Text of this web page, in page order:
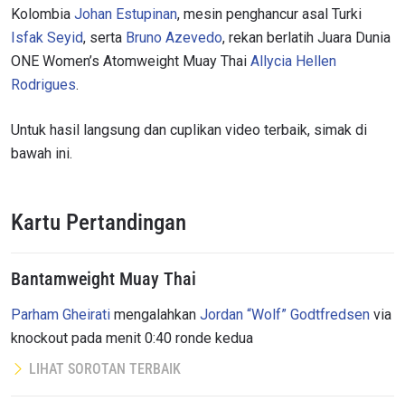
Kolombia Johan Estupinan, mesin penghancur asal Turki
Isfak Seyid, serta Bruno Azevedo, rekan berlatih Juara Dunia
ONE Women’s Atomweight Muay Thai Allycia Hellen
Rodrigues.
Untuk hasil langsung dan cuplikan video terbaik, simak di
bawah ini.
Kartu Pertandingan
Bantamweight Muay Thai
Parham Gheirati mengalahkan Jordan “Wolf” Godtfredsen via
knockout pada menit 0:40 ronde kedua
LIHAT SOROTAN TERBAIK